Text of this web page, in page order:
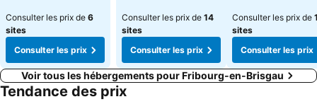
Consulter les prix de 6
sites
Consulter les prix
Consulter les prix de 14
sites
Consulter les prix
Consulter les prix de
sites
Consulter les prix
Voir tous les hébergements pour Fribourg-en-Brisgau
Tendance des prix